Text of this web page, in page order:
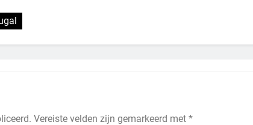
Vereiste velden zijn gemarkeerd met *